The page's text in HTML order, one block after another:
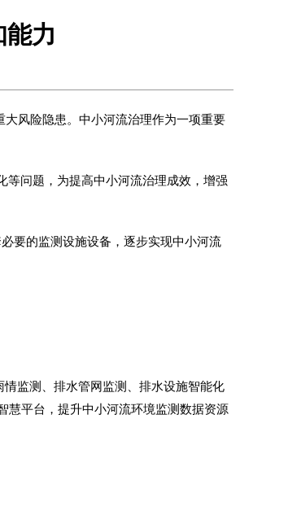
力
风险隐患。中小河流治理作为一项重要
等问题，为提高中小河流治理成效，增强
要的监测设施设备，逐步实现中小河流
监测、排水管网监测、排水设施智能化
慧平台，提升中小河流环境监测数据资源